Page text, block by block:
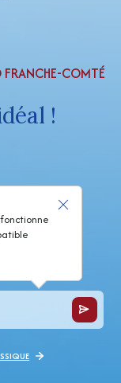
FRANCHE-COMTÉ
!